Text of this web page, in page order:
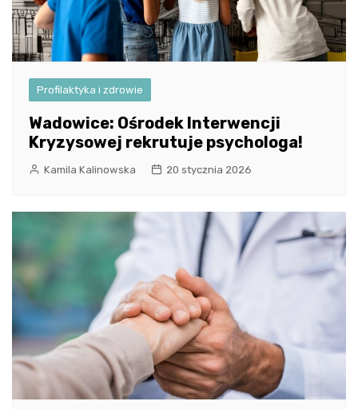
Profilaktyka i zdrowie
Wadowice: Ośrodek Interwencji
Kryzysowej rekrutuje psychologa!
Kamila Kalinowska 20 stycznia 2026